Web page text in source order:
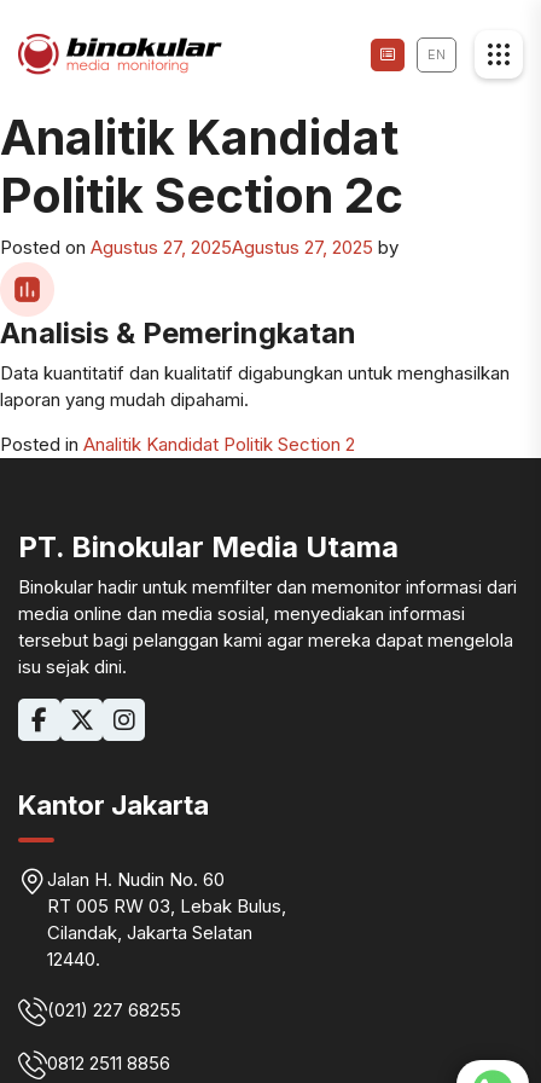
EN
Analitik Kandidat
Politik Section 2c
Posted on Agustus 27, 2025Agustus 27, 2025 by
Analisis & Pemeringkatan
Data kuantitatif dan kualitatif digabungkan untuk menghasilkan
laporan yang mudah dipahami.
Posted in Analitik Kandidat Politik Section 2
PT. Binokular Media Utama
Binokular hadir untuk memfilter dan memonitor informasi dari
media online dan media sosial, menyediakan informasi
tersebut bagi pelanggan kami agar mereka dapat mengelola
isu sejak dini.
Kantor Jakarta
Jalan H. Nudin No. 60
RT 005 RW 03, Lebak Bulus,
Cilandak, Jakarta Selatan
12440.
(021) 227 68255
0812 2511 8856